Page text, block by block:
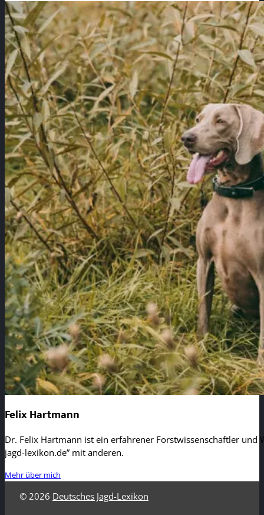
Felix Hartmann
Dr. Felix Hartmann ist ein erfahrener Forstwissenschaftler und
jagd-lexikon.de” mit anderen.
Mehr über mich
© 2026 Deutsches Jagd-Lexikon